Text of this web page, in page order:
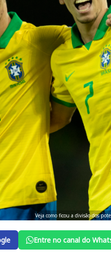
Veja como ficou a divisão dos
Entre no canal do